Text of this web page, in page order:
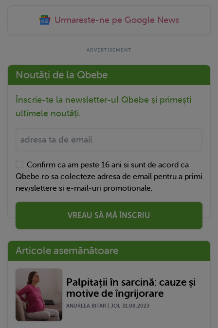
Urmareste-ne pe Google News
Noutăți de la Qbebe
Înscrie-te la newsletter-ul Qbebe și primești
ultimele noutăți.
Confirm ca am peste 16 ani si sunt de acord ca
Qbebe.ro sa colecteze adresa de email pentru a primi
newslettere si e-mail-uri promotionale.
VREAU SĂ MĂ ÎNSCRIU
Articole asemănătoare
Palpitații în sarcină: cauze și
motive de îngrijorare
ANDREEA BITAR | JOI, 31.08.2023